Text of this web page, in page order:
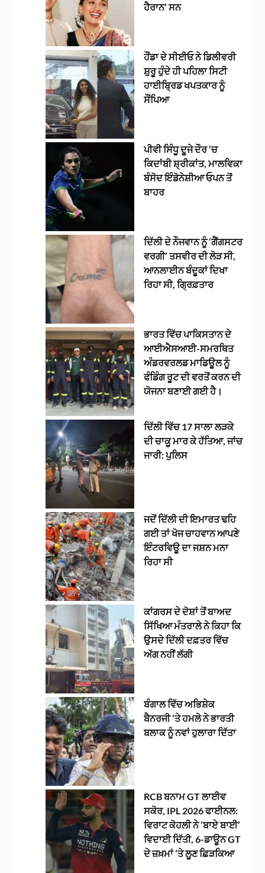
ਹੈਰਾਨ’ ਸਨ
ਹੌਂਡਾ ਦੇ ਸੀਈਓ ਨੇ ਡਿਲੀਵਰੀ
ਸ਼ੁਰੂ ਹੁੰਦੇ ਹੀ ਪਹਿਲਾ ਸਿਟੀ
ਹਾਈਬ੍ਰਿਡ ਖਪਤਕਾਰ ਨੂੰ
ਸੌਂਪਿਆ
ਪੀਵੀ ਸਿੰਧੂ ਦੂਜੇ ਦੌਰ ‘ਚ
ਕਿਦਾਂਬੀ ਸ਼੍ਰੀਕਾਂਤ, ਮਾਲਵਿਕਾ
ਬੰਸੋਦ ਇੰਡੋਨੇਸ਼ੀਆ ਓਪਨ ਤੋਂ
ਬਾਹਰ
ਦਿੱਲੀ ਦੇ ਨੌਜਵਾਨ ਨੂੰ ‘ਗੈਂਗਸਟਰ
ਵਰਗੀ’ ਤਸਵੀਰ ਦੀ ਲੋੜ ਸੀ,
ਆਨਲਾਈਨ ਬੰਦੂਕਾਂ ਦਿਖਾ
ਰਿਹਾ ਸੀ, ਗ੍ਰਿਫ਼ਤਾਰ
ਭਾਰਤ ਵਿੱਚ ਪਾਕਿਸਤਾਨ ਦੇ
ਆਈਐਸਆਈ-ਸਮਰਥਿਤ
ਅੰਡਰਵਰਲਡ ਮਾਡਿਊਲ ਨੂੰ
ਫੰਡਿੰਗ ਰੂਟ ਦੀ ਵਰਤੋਂ ਕਰਨ ਦੀ
ਯੋਜਨਾ ਬਣਾਈ ਗਈ ਹੈ।
ਦਿੱਲੀ ਵਿੱਚ 17 ਸਾਲਾ ਲੜਕੇ
ਦੀ ਚਾਕੂ ਮਾਰ ਕੇ ਹੱਤਿਆ, ਜਾਂਚ
ਜਾਰੀ: ਪੁਲਿਸ
ਜਦੋਂ ਦਿੱਲੀ ਦੀ ਇਮਾਰਤ ਢਹਿ
ਗਈ ਤਾਂ ਖੋਜ ਚਾਹਵਾਨ ਆਪਣੇ
ਇੰਟਰਵਿਊ ਦਾ ਜਸ਼ਨ ਮਨਾ
ਰਿਹਾ ਸੀ
ਕਾਂਗਰਸ ਦੇ ਦੋਸ਼ਾਂ ਤੋਂ ਬਾਅਦ
ਸਿੱਖਿਆ ਮੰਤਰਾਲੇ ਨੇ ਕਿਹਾ ਕਿ
ਉਸਦੇ ਦਿੱਲੀ ਦਫ਼ਤਰ ਵਿੱਚ
ਅੱਗ ਨਹੀਂ ਲੱਗੀ
ਬੰਗਾਲ ਵਿੱਚ ਅਭਿਸ਼ੇਕ
ਬੈਨਰਜੀ ‘ਤੇ ਹਮਲੇ ਨੇ ਭਾਰਤੀ
ਬਲਾਕ ਨੂੰ ਨਵਾਂ ਹੁਲਾਰਾ ਦਿੱਤਾ
RCB ਬਨਾਮ GT ਲਾਈਵ
ਸਕੋਰ, IPL 2026 ਫਾਈਨਲ:
ਵਿਰਾਟ ਕੋਹਲੀ ਨੇ ‘ਬਾਏ ਬਾਈ’
ਵਿਦਾਈ ਦਿੱਤੀ, 6-ਡਾਊਨ GT
ਦੇ ਜ਼ਖ਼ਮਾਂ ‘ਤੇ ਲੂਣ ਛਿੜਕਿਆ